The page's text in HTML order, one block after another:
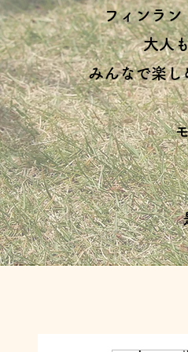
フィンラン
大人
みんなで楽し